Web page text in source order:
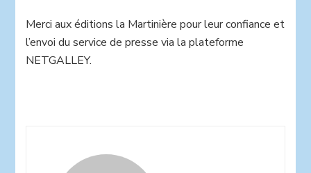
Merci aux éditions la Martinière pour leur confiance et
l’envoi du service de presse via la plateforme
NETGALLEY.